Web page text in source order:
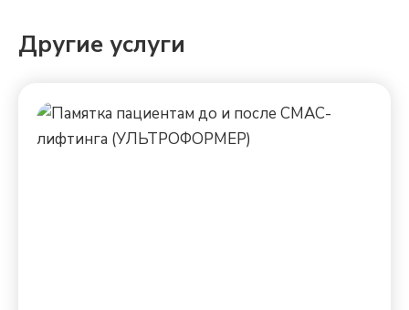
Другие услуги